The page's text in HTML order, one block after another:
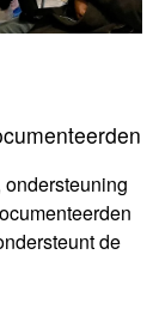
de